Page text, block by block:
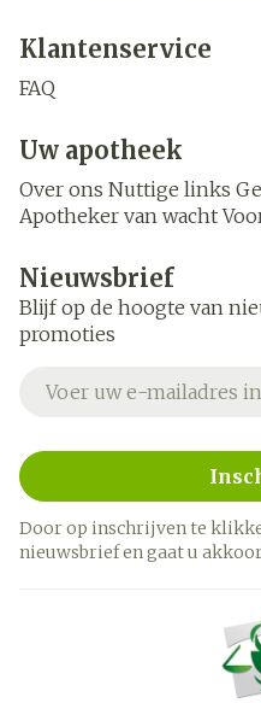
Klantenservice
FAQ
Uw apotheek
Over ons Nuttige links
Apotheker van wacht
Nieuwsbrief
Blijf op de hoogte van
promoties
Door op inschrijven te
nieuwsbrief en gaat u